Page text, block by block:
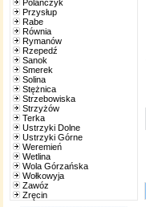
Polańczyk
Przysłup
Rabe
Równia
Rymanów
Rzepedź
Sanok
Smerek
Solina
Stężnica
Strzebowiska
Strzyżów
Terka
Ustrzyki Dolne
Ustrzyki Górne
Weremień
Wetlina
Wola Górzańska
Wołkowyja
Zawóz
Zręcin